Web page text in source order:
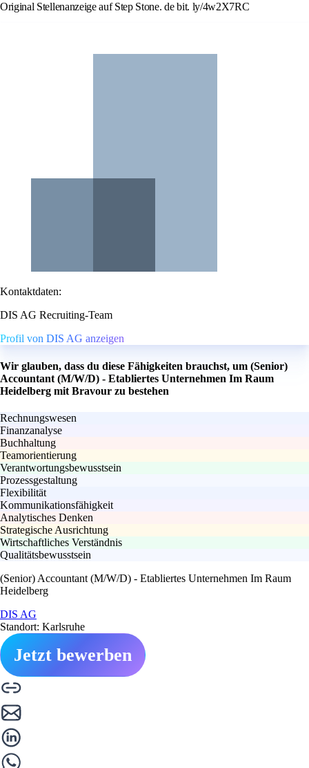
Original Stellenanzeige auf Step Stone. de bit. ly/4w2X7RC
Kontaktdaten:
DIS AG Recruiting-Team
Profil von DIS AG anzeigen
Wir glauben, dass du diese Fähigkeiten brauchst, um (Senior)
Accountant (M/W/D) - Etabliertes Unternehmen Im Raum
Heidelberg mit Bravour zu bestehen
Rechnungswesen
Finanzanalyse
Buchhaltung
Teamorientierung
Verantwortungsbewusstsein
Prozessgestaltung
Flexibilität
Kommunikationsfähigkeit
Analytisches Denken
Strategische Ausrichtung
Wirtschaftliches Verständnis
Qualitätsbewusstsein
(Senior) Accountant (M/W/D) - Etabliertes Unternehmen Im Raum
Heidelberg
DIS AG
Standort: Karlsruhe
Jetzt bewerben